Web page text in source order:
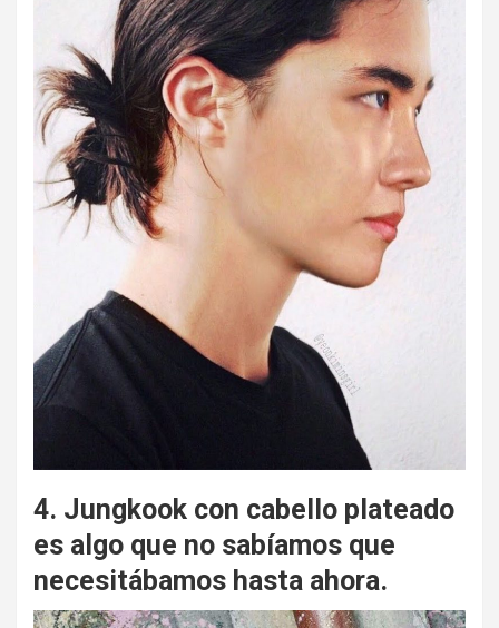
4. Jungkook con cabello plateado
es algo que no sabíamos que
necesitábamos hasta ahora.